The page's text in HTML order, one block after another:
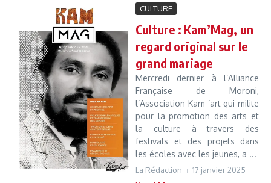
CULTURE
Culture : Kam’Mag, un
regard original sur le
grand mariage
Mercredi dernier à l’Alliance
Française de Moroni,
l’Association Kam ’art qui milite
pour la promotion des arts et
la culture à travers des
festivals et des projets dans
les écoles avec les jeunes, a ...
La Rédaction 17 janvier 2025